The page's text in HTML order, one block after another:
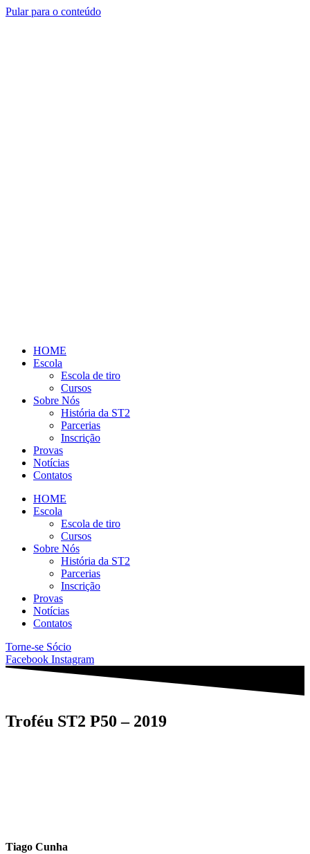
Pular para o conteúdo
HOME
Escola
Escola de tiro
Cursos
Sobre Nós
História da ST2
Parcerias
Inscrição
Provas
Notícias
Contatos
HOME
Escola
Escola de tiro
Cursos
Sobre Nós
História da ST2
Parcerias
Inscrição
Provas
Notícias
Contatos
Torne-se Sócio
Facebook Instagram
Troféu ST2 P50 – 2019
Tiago Cunha